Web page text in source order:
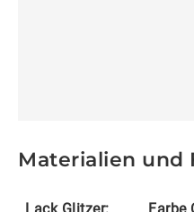
Materialien und
Lack Glitzer:
Farbe